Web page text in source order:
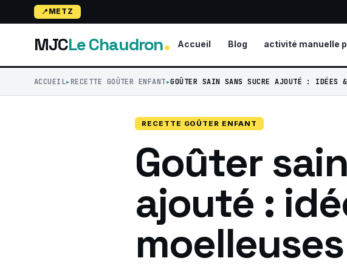
METZ
MJCLe Chaudron Accueil Blog activité manuelle
ACCUEIL RECETTE GOÛTER ENFANT GOÛTER SAIN SANS SUCRE AJOUTÉ : IDÉES &
RECETTE GOÛTER ENFANT
Goûter
ajouté :
moelleuses